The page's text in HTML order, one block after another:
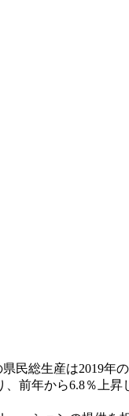
民総生産は2019年
前年から6.8％上昇